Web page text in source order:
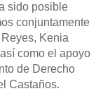
sido posible
conjuntamente
Kenia
como el apoyo
de Derecho
Castaños.